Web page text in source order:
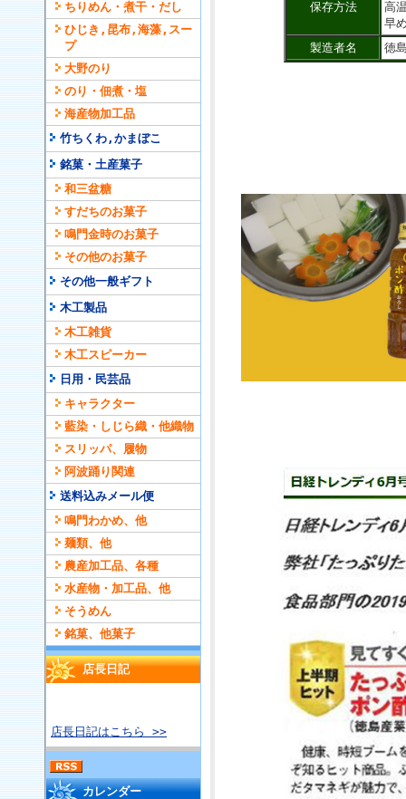
ちりめん・煮干・だし
ひじき,昆布,海藻,スー
プ
大野のり
のり・佃煮・塩
海産物加工品
竹ちくわ,かまぼこ
銘菓・土産菓子
和三盆糖
すだちのお菓子
鳴門金時のお菓子
その他のお菓子
その他一般ギフト
木工製品
木工雑貨
木工スピーカー
日用・民芸品
キャラクター
藍染・しじら織・他織物
スリッパ、履物
阿波踊り関連
送料込みメール便
鳴門わかめ、他
麺類、他
農産加工品、各種
水産物・加工品、他
そうめん
銘菓、他菓子
店長日記
店長日記はこちら >>
カレンダー
保存方法
高
早
製造者名
徳